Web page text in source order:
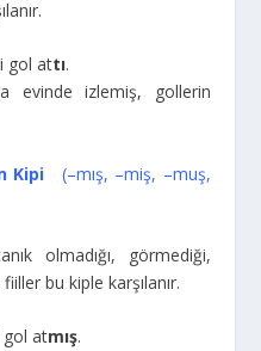
gol attı.
evinde izlemiş, gollerin
Kipi (–mış, –miş, –muş,
olmadığı, görmediği,
bu kiple karşılanır.
gol atmış.